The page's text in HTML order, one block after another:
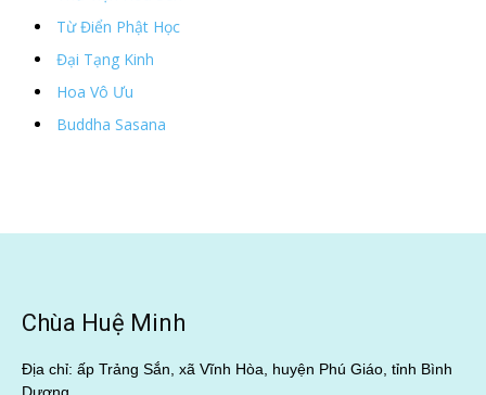
Từ Điển Phật Học
Đại Tạng Kinh
Hoa Vô Ưu
Buddha Sasana
Chùa Huệ Minh
Địa chỉ: ấp Trảng Sắn, xã Vĩnh Hòa, huyện Phú Giáo, tỉnh Bình